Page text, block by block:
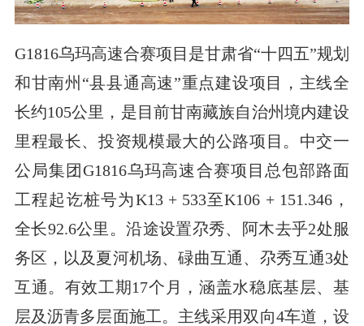
G1816乌玛高速合赛项目是甘肃省“十四五”规划
和甘南州“县县通高速”重点建设项目，主线全
长约105公里，是目前甘南藏族自治州境内建设
里程最长、投资规模最大的公路项目。中交一
公局集团G1816乌玛高速合赛项目总包部路面
工程起讫桩号为K13 + 533至K106 + 151.346，
全长92.6公里。沿途设置尕秀、阿木去乎2处服
务区，以及夏河机场、碌曲互通、尕秀互通3处
互通。有效工期17个月，涵盖水稳底基层、基
层及沥青多层面施工。主线采用双向4车道，设